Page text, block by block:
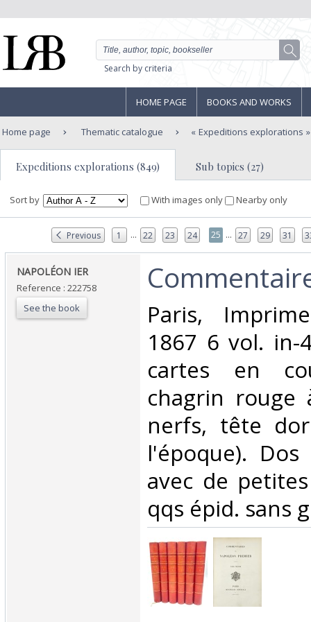
Search by criteria
HOME PAGE BOOKS AND WORKS
Home page Thematic catalogue Expeditions explorations
Expeditions explorations (849) Sub topics (27)
Sort by With images only Nearby only
Previous 1 ... 22 23 24 25 ... 27 29 31
‎NAPOLÉON IER ‎
Reference : 222758
See the book
‎Paris,
1867 6 vol. in-
cartes en
chagrin rouge
nerfs, tête
l'époque).
avec de
qqs épid. sans